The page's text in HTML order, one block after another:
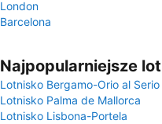
London
Barcelona
Najpopularniejsze
Lotnisko Bergamo-Orio al Serio
Lotnisko Palma de Mallorca
Lotnisko Lisbona-Portela